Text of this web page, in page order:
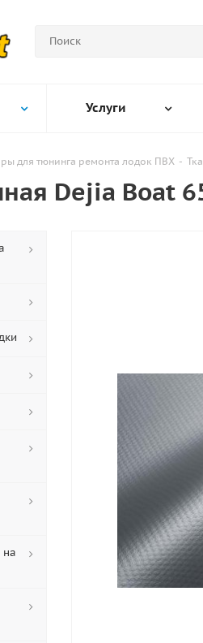
Услуги
для тюнинга ремонта лодок ПВХ -
Dejia Boat
на